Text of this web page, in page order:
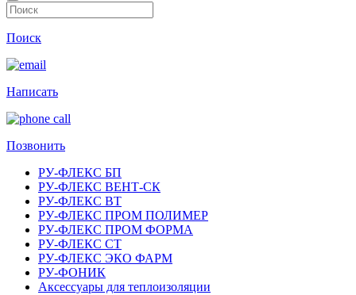
Поиск
Написать
Позвонить
РУ-ФЛЕКС БП
РУ-ФЛЕКС ВЕНТ-СК
РУ-ФЛЕКС ВТ
РУ-ФЛЕКС ПРОМ ПОЛИМЕР
РУ-ФЛЕКС ПРОМ ФОРМА
РУ-ФЛЕКС СТ
РУ-ФЛЕКС ЭКО ФАРМ
РУ-ФОНИК
Аксессуары для теплоизоляции